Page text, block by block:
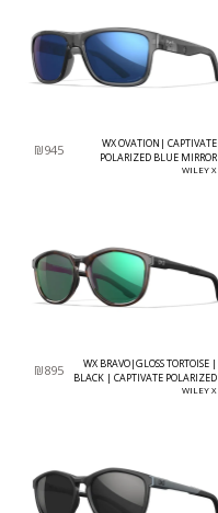
WX OVATION| CAPTIVATE
POLARIZED BLUE MIRROR
₪945
WILEY X
WX BRAVO|GLOSS TORTOISE |
BLACK | CAPTIVATE POLARIZED
GREEN MIRROR
₪895
WILEY X